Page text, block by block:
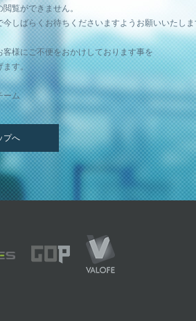
覧ができません。
今しばらくお待ちくださいますようお願いいたし
様にご不便をおかけしております事を
ます。
ーム
プへ